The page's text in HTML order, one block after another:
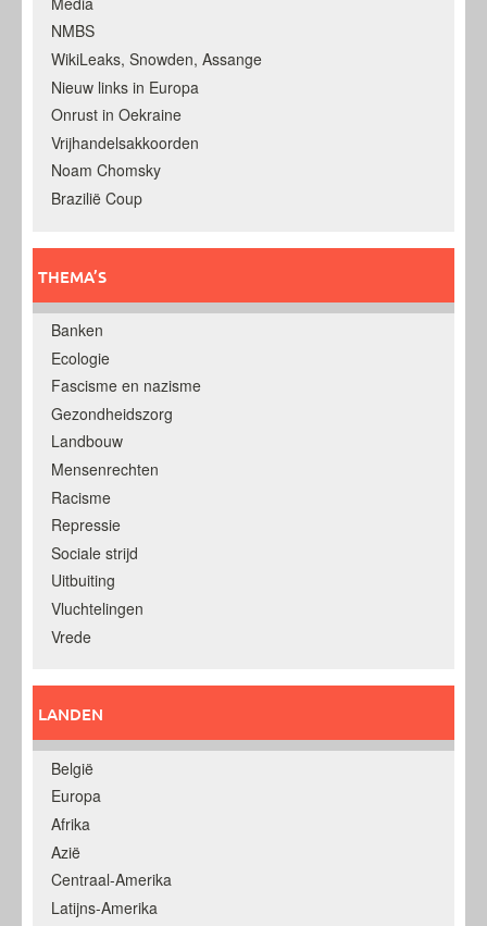
NMBS
WikiLeaks, Snowden, Assange
Nieuw links in Europa
Onrust in Oekraine
Vrijhandelsakkoorden
Noam Chomsky
Brazilië Coup
THEMA’S
Banken
Ecologie
Fascisme en nazisme
Gezondheidszorg
Landbouw
Mensenrechten
Racisme
Repressie
Sociale strijd
Uitbuiting
Vluchtelingen
Vrede
LANDEN
België
Europa
Afrika
Azië
Centraal-Amerika
Latijns-Amerika